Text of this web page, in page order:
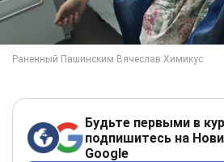
Будьте первыми в
подпишитесь на
Google